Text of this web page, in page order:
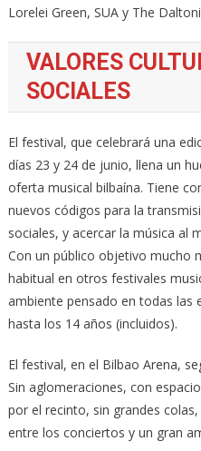
Lorelei Green, SUA y The
VALORES
SOCIALES
El festival, que celebrará una
días 23 y 24 de junio, llena un
oferta musical bilbaína. Tiene
nuevos códigos para la
sociales, y acercar la música al
Con un público objetivo mucho
habitual en otros festivales
ambiente pensado en todas las
hasta los 14 años (incluidos).
El festival, en el Bilbao Arena,
Sin aglomeraciones, con
por el recinto, sin grandes
entre los conciertos y un gran